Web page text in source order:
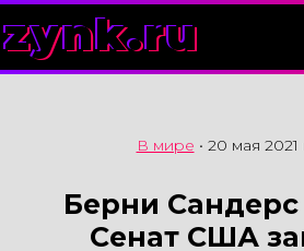
zynk.ru
В мире • 20 мая 2021
Берни
Сенат США